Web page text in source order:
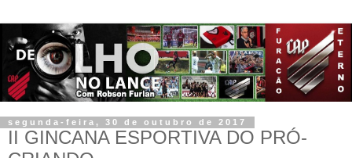
segunda-feira, 30 de outubro de 2017
II GINCANA ESPORTIVA DO PRÓ-